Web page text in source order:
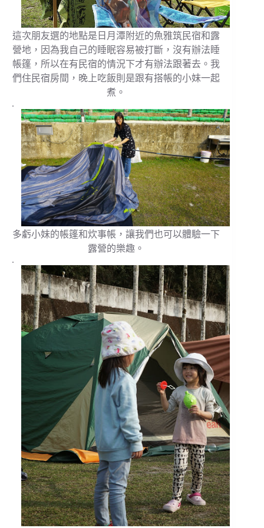
這次朋友選的地點是日月潭附近的魚雅筑民宿和露
營地，因為我自己的睡眠容易被打斷，沒有辦法睡
帳篷，所以在有民宿的情況下才有辦法跟著去。我
們住民宿房間，晚上吃飯則是跟有搭帳的小妹一起
煮。
.
多虧小妹的帳篷和炊事帳，讓我們也可以體驗一下
露營的樂趣。
.